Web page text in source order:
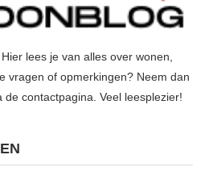
lees je van alles over wonen,
vragen of opmerkingen? Neem dan
de contactpagina. Veel leesplezier!